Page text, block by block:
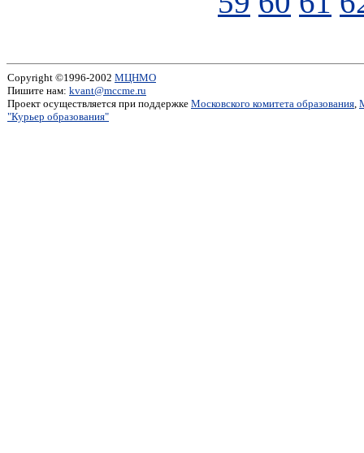
Copyright ©1996-2002 МЦНМО
Пишите нам: kvant@mccme.ru
Проект осуществляется при поддержке Московского комитета образования,
"Курьер образования"